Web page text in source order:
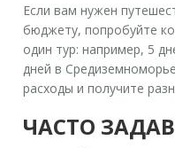
Если вам нужен
бюджету, попробуйте
один тур: например, 5
дней в
расходы и получите
ЧАСТО